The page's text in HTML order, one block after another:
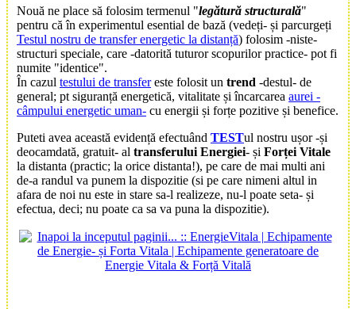
Nouă ne place să folosim termenul "legătură structurală"
pentru că în experimentul esential de bază (vedeți- și parcurgeți
Testul nostru de transfer energetic la distanță) folosim -niste-
structuri speciale, care -datorită tuturor scopurilor practice- pot fi
numite "identice".
În cazul testului de transfereste folosit un trend -destul- de
general; pt siguranță energetică, vitalitate și încarcarea aurei -
câmpului energetic uman- cu energii și forțe pozitive și benefice.
Puteti avea această evidență efectuând TESTul nostru ușor -și
deocamdată, gratuit- al transferului Energiei- și Forței Vitale
la distanta (practic; la orice distanta!), pe care de mai multi ani
de-a randul va punem la dispozitie (si pe care nimeni altul in
afara de noi nu este in stare sa-l realizeze, nu-l poate seta- și
efectua, deci; nu poate ca sa va puna la dispozitie).